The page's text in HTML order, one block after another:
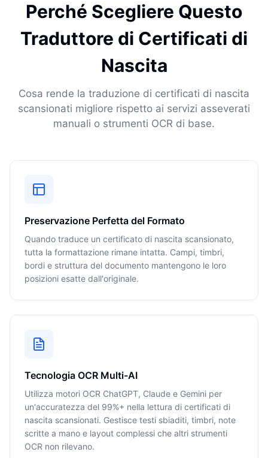
Perché Scegliere Questo
Traduttore di Certificati di
Nascita
Cosa rende la traduzione di certificati di nascita
scansionati migliore rispetto ai servizi asseverati
manuali o strumenti OCR di base.
Preservazione Perfetta del Formato
Quando traduce un certificato di nascita scansionato,
tutta la formattazione rimane intatta. Campi, timbri,
bordi e struttura del documento mantengono le loro
posizioni esatte dall'originale.
Tecnologia OCR Multi-AI
Utilizza motori OCR ChatGPT, Claude e Gemini per
un'accuratezza del 99%+ nella lettura di certificati di
nascita scansionati. Gestisce testi sbiaditi, timbri, note
scritte a mano e layout complessi che altri strumenti
OCR non rilevano.